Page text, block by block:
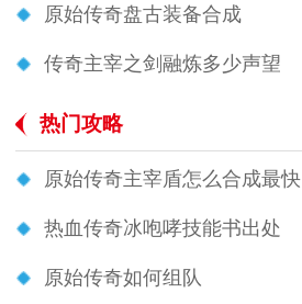
原始传奇盘古装备合成
传奇主宰之剑融炼多少声望
热门攻略
原始传奇主宰盾怎么合成最快
热血传奇冰咆哮技能书出处
原始传奇如何组队